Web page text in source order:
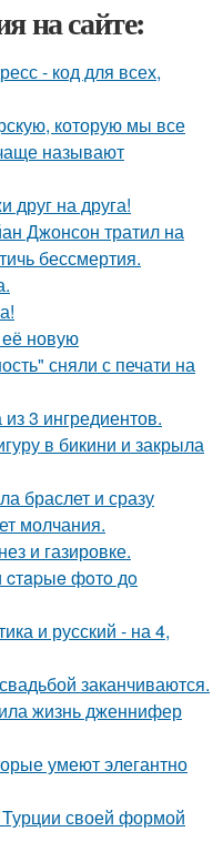
на сайте:
- код для всех,
которую мы все
называют
друг на друга!
Джонсон тратил на
бессмертия.
новую
сняли с печати на
3 ингредиентов.
в бикини и закрыла
браслет и сразу
молчания.
и газировке.
cтapыe фoтo дo
и русский - на 4,
заканчиваются.
жизнь дженнифер
умеют элегантно
своей формой